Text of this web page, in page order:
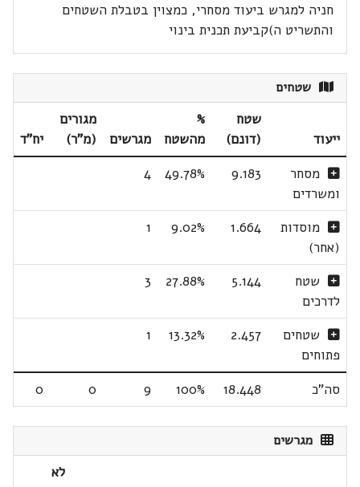
חניה למגרש ביעוד מסחרי, כמצוין בטבלת השטחים
והתשריט ה)קביעת תכנית בינוי
שטחים
ייעוד
שטח
(דונם)
%
מהשטח
מגרשים
מגורים
(מ"ר)
יח"ד
מסחר
ומשרדים
9.183
49.78%
4
מוסדות
(אחר)
1.664
9.02%
1
שטח
לדרכים
5.144
27.88%
3
שטחים
פתוחים
2.457
13.32%
1
סה"כ 18.448
100%
9
0
0
מגרשים
לא